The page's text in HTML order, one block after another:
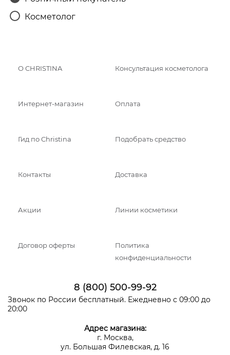
Косметолог
О CHRISTINA Консультация косметолога
Интернет-магазин Оплата
Гид по Christina Подобрать средство
Контакты Доставка
Акции Линии косметики
Договор оферты
Политика
конфиденциальности
8 (800) 500-99-92
Звонок по России бесплатный. Ежедневно с 09:00 до
20:00
Адрес магазина:
г. Москва,
ул. Большая Филевская, д. 16